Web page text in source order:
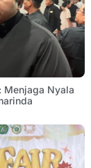
Menjaga Nyala